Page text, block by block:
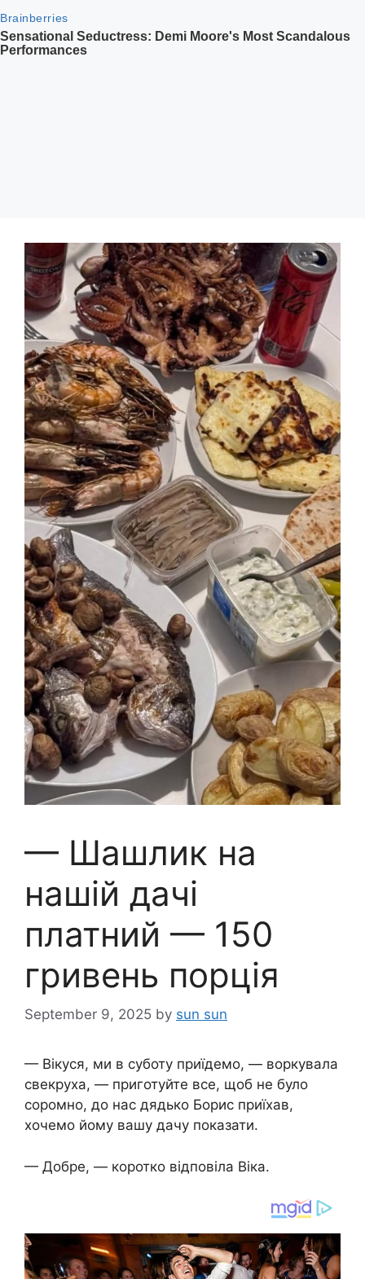
— Шашлик на
нашій дачі
платний — 150
гривень порція
September 9, 2025 by sun sun
— Вікуся, ми в суботу приїдемо, — воркувала
свекруха, — приготуйте все, щоб не було
соромно, до нас дядько Борис приїхав,
хочемо йому вашу дачу показати.
— Добре, — коротко відповіла Віка.